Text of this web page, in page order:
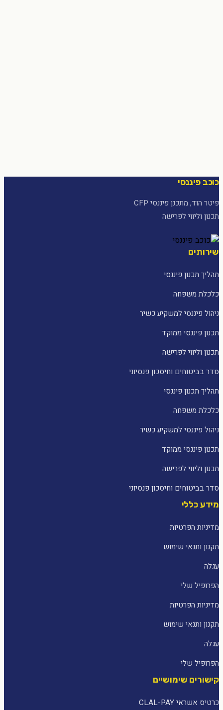
כוכב פיננסי
פיטר הוד, מתכנן פיננסי CFP
תכנון וליווי לפרישה
שירותים
תהליך תכנון פיננסי
כלכלת משפחה
ניהול פיננסי למשקיע כשיר
תכנון פיננסי ממוקד
תכנון וליווי לפרישה
סדר בביטוחים וחיסכון פנסיוני
תהליך תכנון פיננסי
כלכלת משפחה
ניהול פיננסי למשקיע כשיר
תכנון פיננסי ממוקד
תכנון וליווי לפרישה
סדר בביטוחים וחיסכון פנסיוני
מידע כללי
מדיניות הפרטיות
תקנון ותנאי שימוש
עגלה
הפרופיל שלי
מדיניות הפרטיות
תקנון ותנאי שימוש
עגלה
הפרופיל שלי
קישורים שימושיים
כרטיס אשראי CLAL-PAY